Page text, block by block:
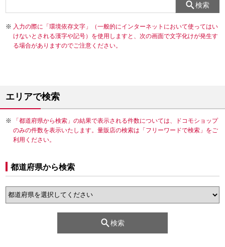
検索
入力の際に「環境依存文字」（一般的にインターネットにおいて使ってはい
けないとされる漢字や記号）を使用しますと、次の画面で文字化けが発生す
る場合がありますのでご注意ください。
エリアで検索
「都道府県から検索」の結果で表示される件数については、ドコモショップ
のみの件数を表示いたします。量販店の検索は「フリーワードで検索」をご
利用ください。
都道府県から検索
検索